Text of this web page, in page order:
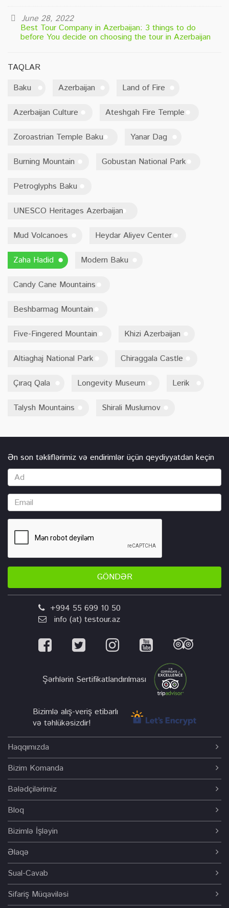
June 28, 2022
Best Tour Company in Azerbaijan: 3 things to do
before You decide on choosing the tour in Azerbaijan
TAQLAR
Baku
Azerbaijan Land of Fire
Azerbaijan Culture Ateshgah Fire Temple
Zoroastrian Temple Baku Yanar Dag
Burning Mountain Gobustan National Park
Petroglyphs Baku
UNESCO Heritages Azerbaijan
Mud Volcanoes Heydar Aliyev Center
Zaha Hadid Modern Baku
Candy Cane Mountains
Beshbarmag Mountain
Five-Fingered Mountain Khizi Azerbaijan
Altiaghaj National Park Chiraggala Castle
Çıraq Qala Longevity Museum Lerik
Talysh Mountains Shirali Muslumov
Ən son təkliflərimiz və endirimlər üçün qeydiyyatdan keçin
GÖNDƏR
+994 55 699 10 50
info (at) testour.az
Şərhlərin Sertifikatlandırılması
Bizimlə alış-veriş etibarlı
və təhlükəsizdir!
Haqqımızda
Bizim Komanda
Bələdçilərimiz
Bloq
Bizimlə İşləyin
Əlaqə
Sual-Cavab
Sifariş Müqaviləsi